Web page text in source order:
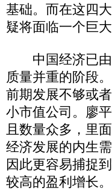
基础。而在这四
疑将面临一个巨
中国经济已由
质量并重的阶段
前期发展不够或
小市值公司。廖
且数量众多，里
经济发展的内生
因此更容易捕捉
较高的盈利增长。